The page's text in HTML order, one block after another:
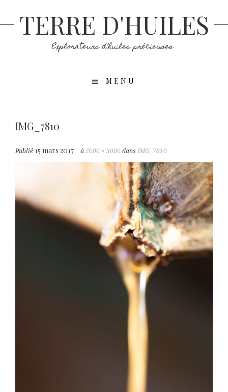
TERRE D'HUILES
Explorateurs d’huiles précieuses
MENU
IMG_7810
Publié 15 mars 2017 à2000 × 3000 dansIMG_7810